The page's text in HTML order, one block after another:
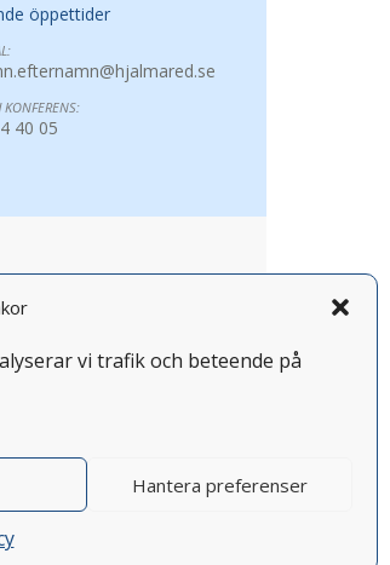
vi trafik och beteende på
Hantera preferenser
öppettider
KONFERENS:
40 05